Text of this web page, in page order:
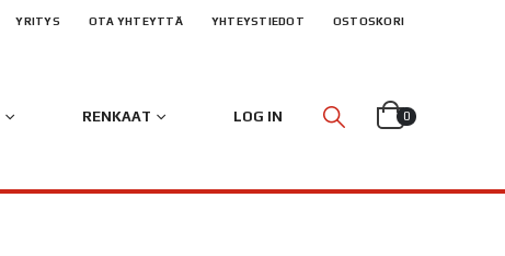
YRITYS OTA YHTEYTTÄ YHTEYSTIEDOT OSTOSKORI
RENKAAT LOG IN 0